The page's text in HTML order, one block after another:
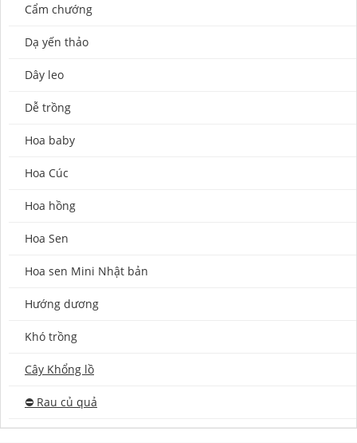
Cẩm chướng
Dạ yến thảo
Dây leo
Dễ trồng
Hoa baby
Hoa Cúc
Hoa hồng
Hoa Sen
Hoa sen Mini Nhật bản
Hướng dương
Khó trồng
Cây Khổng lồ
⛔️ Rau củ quả